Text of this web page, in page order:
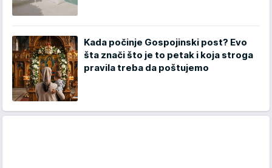
Kada počinje Gospojinski post? Evo
šta znači što je to petak i koja stroga
pravila treba da poštujemo